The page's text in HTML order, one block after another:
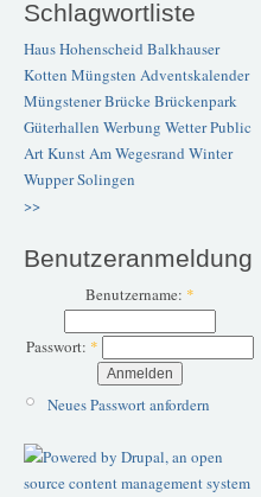
Schlagwortliste
Haus Hohenscheid Balkhauser
Kotten Müngsten Adventskalender
Müngstener BrückeBrückenpark
Güterhallen Werbung WetterPublic
ArtKunstAm Wegesrand Winter
WupperSolingen
>>
Benutzeranmeldung
Benutzername: *
Passwort: *
Neues Passwort anfordern